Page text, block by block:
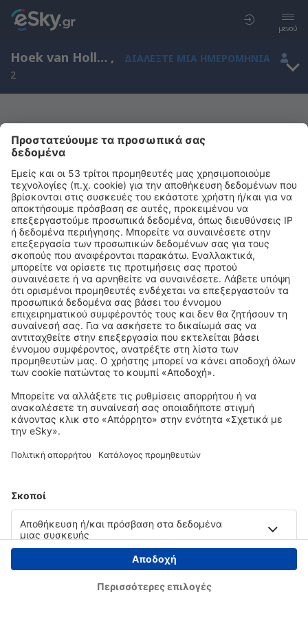
μενού
Hoek van Holland, South Holland, Ολλανδία ,
ΔΙΑΛΈΞΤΕ ΜΙΑ ΗΜΕΡΟΜΗΝΊΑ
2
Μας συγχωρείτε, δεν υπάρχουν
αποτελέσματα για την αναζήτησή σας
Προσπαθήστε να κάνετε αναζήτηση με διαφορετικά κριτήρια
Copyright © eSky.gr. Με την επιφύλαξη παντός νομίμου δικαιώματος.